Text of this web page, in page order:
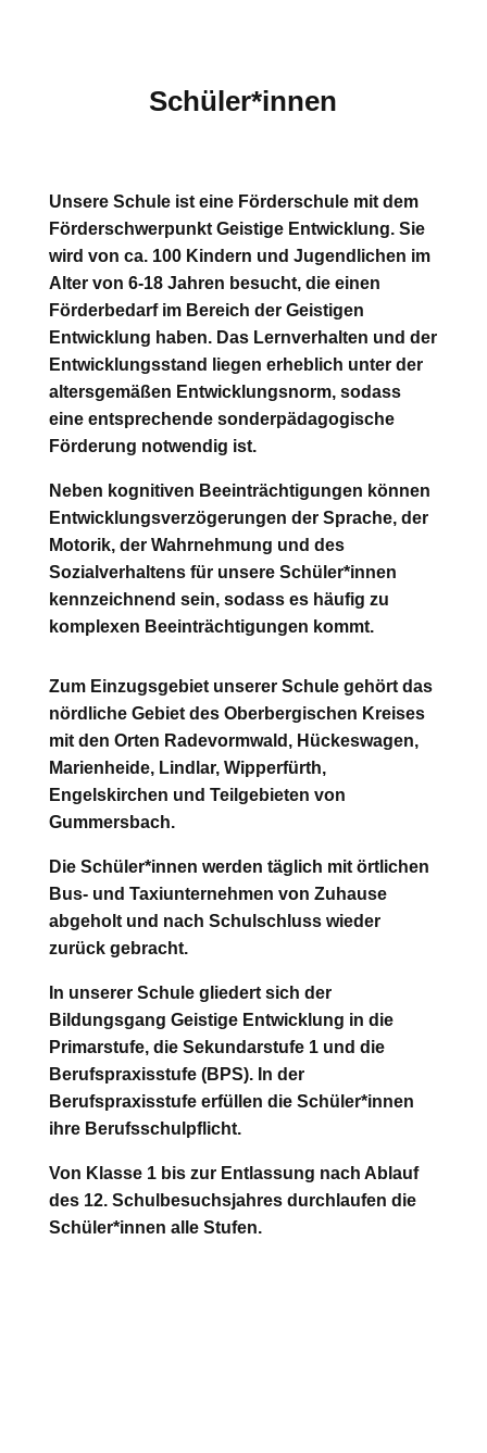
Schüler*innen
Unsere Schule ist eine Förderschule mit dem
Förderschwerpunkt Geistige Entwicklung. Sie
wird von ca. 100 Kindern und Jugendlichen im
Alter von 6-18 Jahren besucht, die einen
Förderbedarf im Bereich der Geistigen
Entwicklung haben. Das Lernverhalten und der
Entwicklungsstand liegen erheblich unter der
altersgemäßen Entwicklungsnorm, sodass
eine entsprechende sonderpädagogische
Förderung notwendig ist.
Neben kognitiven Beeinträchtigungen können
Entwicklungsverzögerungen der Sprache, der
Motorik, der Wahrnehmung und des
Sozialverhaltens für unsere Schüler*innen
kennzeichnend sein, sodass es häufig zu
komplexen Beeinträchtigungen kommt.
Zum Einzugsgebiet unserer Schule gehört das
nördliche Gebiet des Oberbergischen Kreises
mit den Orten Radevormwald, Hückeswagen,
Marienheide, Lindlar, Wipperfürth,
Engelskirchen und Teilgebieten von
Gummersbach.
Die Schüler*innen werden täglich mit örtlichen
Bus- und Taxiunternehmen von Zuhause
abgeholt und nach Schulschluss wieder
zurück gebracht.
In unserer Schule gliedert sich der
Bildungsgang Geistige Entwicklung in die
Primarstufe, die Sekundarstufe 1 und die
Berufspraxisstufe (BPS). In der
Berufspraxisstufe erfüllen die Schüler*innen
ihre Berufsschulpflicht.
Von Klasse 1 bis zur Entlassung nach Ablauf
des 12. Schulbesuchsjahres durchlaufen die
Schüler*innen alle Stufen.